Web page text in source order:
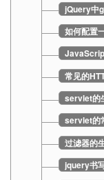
jQuery中
如何配置
常见的
servlet的
servlet的
过滤器的
jquery书